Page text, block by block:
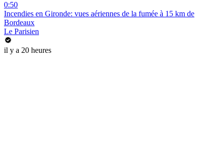
0:50
Incendies en Gironde: vues aériennes de la fumée à 15 km de
Bordeaux
Le Parisien
il y a 20 heures